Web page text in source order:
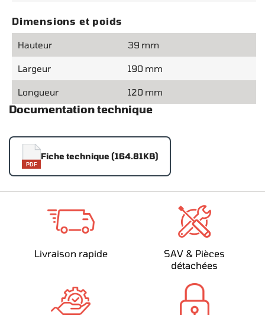
Dimensions et poids
Hauteur 39 mm
Largeur 190 mm
Longueur 120 mm
Documentation technique
PDF
Fiche technique (164.81KB)
Livraison rapide
SAV & Pièces
détachées